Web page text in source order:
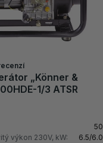
„Könner &
1/3 ATSR
50
výkon 230V, kW:
6.5/6.0